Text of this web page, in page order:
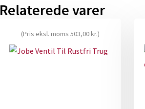
Relaterede varer
(Pris eksl. moms503,00kr.)